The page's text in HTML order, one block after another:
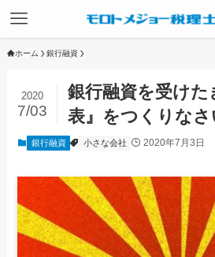
ホーム 銀行融資
銀行融資を受けた
表』をつくりな
2020
7/03
銀行融資 小さな会社 2020年7月3日